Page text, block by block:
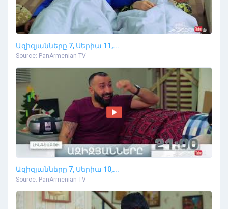
Ազիզյանները 7, Սերիա 11,...
Source: PanArmenian TV
Ազիզյանները 7, Սերիա 10,...
Source: PanArmenian TV